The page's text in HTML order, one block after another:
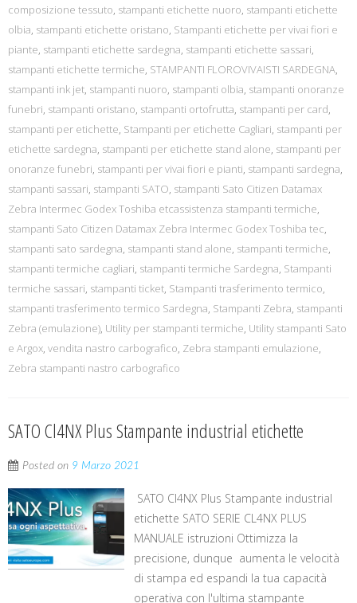
composizione tessuto, stampanti etichette nuoro, stampanti etichette
olbia, stampanti etichette oristano, Stampanti etichette per vivai fiori e
piante, stampanti etichette sardegna, stampanti etichette sassari,
stampanti etichette termiche, STAMPANTI FLOROVIVAISTI SARDEGNA,
stampanti ink jet, stampanti nuoro, stampanti olbia, stampanti onoranze
funebri, stampanti oristano, stampanti ortofrutta, stampanti per card,
stampanti per etichette, Stampanti per etichette Cagliari, stampanti per
etichette sardegna, stampanti per etichette stand alone, stampanti per
onoranze funebri, stampanti per vivai fiori e pianti, stampanti sardegna,
stampanti sassari, stampanti SATO, stampanti Sato Citizen Datamax
Zebra Intermec Godex Toshiba etcassistenza stampanti termiche,
stampanti Sato Citizen Datamax Zebra Intermec Godex Toshiba tec,
stampanti sato sardegna, stampanti stand alone, stampanti termiche,
stampanti termiche cagliari, stampanti termiche Sardegna, Stampanti
termiche sassari, stampanti ticket, Stampanti trasferimento termico,
stampanti trasferimento termico Sardegna, Stampanti Zebra, stampanti
Zebra (emulazione), Utility per stampanti termiche, Utility stampanti Sato
e Argox, vendita nastro carbografico, Zebra stampanti emulazione,
Zebra stampanti nastro carbografico
SATO Cl4NX Plus Stampante industrial etichette
Posted on 9 Marzo 2021
SATO Cl4NX Plus Stampante industrial
etichette SATO SERIE CL4NX PLUS
MANUALE istruzioni Ottimizza la
precisione, dunque aumenta le velocità
di stampa ed espandi la tua capacità
operativa con l'ultima stampante